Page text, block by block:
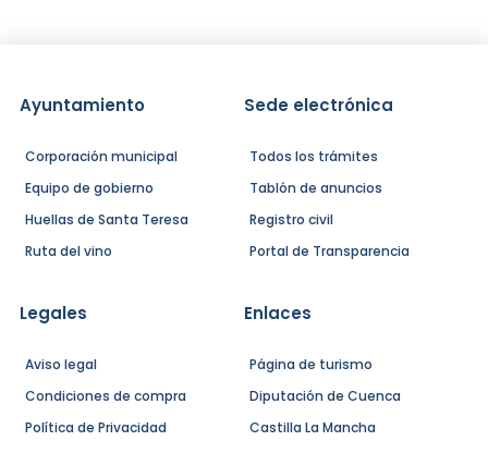
Ayuntamiento
Corporación municipal
Equipo de gobierno
Huellas de Santa Teresa
Ruta del vino
Sede electrónica
Todos los trámites
Tablón de anuncios
Registro civil
Portal de Transparencia
Legales
Aviso legal
Condiciones de compra
Política de Privacidad
Enlaces
Página de turismo
Diputación de Cuenca
Castilla La Mancha